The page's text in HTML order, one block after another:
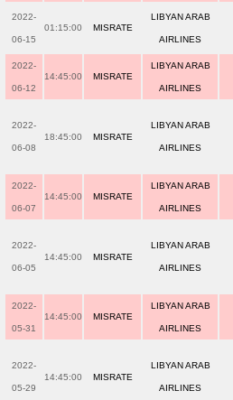
2022-
06-15
01:15:00 MISRATE
LIBYAN ARAB
AIRLINES
2022-
06-12
14:45:00 MISRATE
LIBYAN ARAB
AIRLINES
2022-
06-08
18:45:00 MISRATE
LIBYAN ARAB
AIRLINES
2022-
06-07
14:45:00 MISRATE
LIBYAN ARAB
AIRLINES
2022-
06-05
14:45:00 MISRATE
LIBYAN ARAB
AIRLINES
2022-
05-31
14:45:00 MISRATE
LIBYAN ARAB
AIRLINES
2022-
05-29
14:45:00 MISRATE
LIBYAN ARAB
AIRLINES